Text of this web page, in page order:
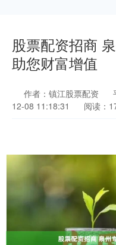
股票配资招商
助您财富增值
作者：镇江股票配资
12-08 11:18:31
阅读：